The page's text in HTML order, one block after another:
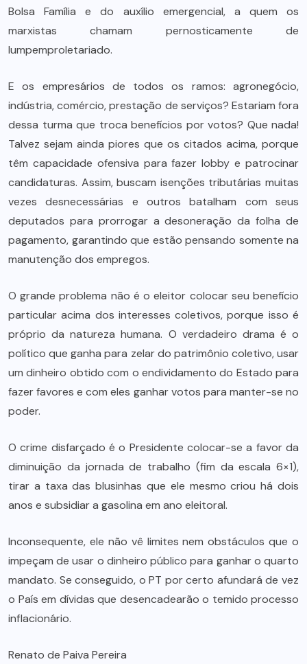
Bolsa Família e do auxílio emergencial, a quem os
marxistas chamam pernosticamente de
lumpemproletariado.
E os empresários de todos os ramos: agronegócio,
indústria, comércio, prestação de serviços? Estariam fora
dessa turma que troca benefícios por votos? Que nada!
Talvez sejam ainda piores que os citados acima, porque
têm capacidade ofensiva para fazer lobby e patrocinar
candidaturas. Assim, buscam isenções tributárias muitas
vezes desnecessárias e outros batalham com seus
deputados para prorrogar a desoneração da folha de
pagamento, garantindo que estão pensando somente na
manutenção dos empregos.
O grande problema não é o eleitor colocar seu benefício
particular acima dos interesses coletivos, porque isso é
próprio da natureza humana. O verdadeiro drama é o
político que ganha para zelar do patrimônio coletivo, usar
um dinheiro obtido com o endividamento do Estado para
fazer favores e com eles ganhar votos para manter-se no
poder.
O crime disfarçado é o Presidente colocar-se a favor da
diminuição da jornada de trabalho (fim da escala 6×1),
tirar a taxa das blusinhas que ele mesmo criou há dois
anos e subsidiar a gasolina em ano eleitoral.
Inconsequente, ele não vê limites nem obstáculos que o
impeçam de usar o dinheiro público para ganhar o quarto
mandato. Se conseguido, o PT por certo afundará de vez
o País em dívidas que desencadearão o temido processo
inflacionário.
Renato de Paiva Pereira